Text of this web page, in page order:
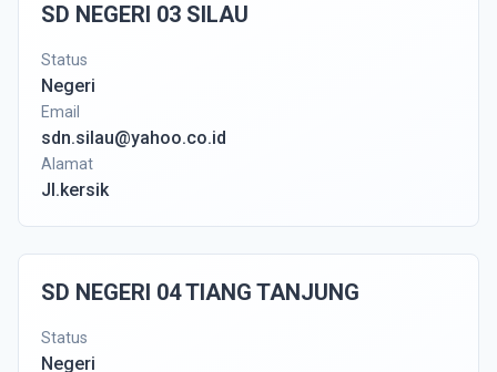
SD NEGERI 03 SILAU
Status
Negeri
Email
sdn.silau@yahoo.co.id
Alamat
Jl.kersik
SD NEGERI 04 TIANG TANJUNG
Status
Negeri